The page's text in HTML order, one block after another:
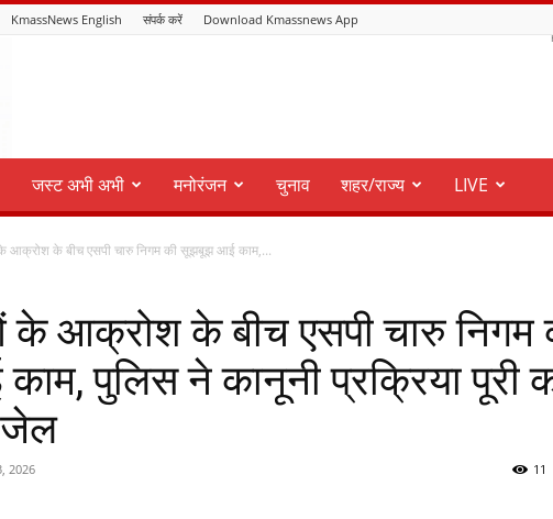
KmassNews English संपर्क करें Download Kmassnews App
जस्ट अभी अभी मनोरंजन चुनाव शहर/राज्य LIVE
आक्रोश के बीच एसपी चारु निगम की सूझबूझ आई काम,...
के आक्रोश के बीच एसपी चारु निगम
पुलिस ने कानूनी प्रक्रिया पूरी
जेल
2026 11